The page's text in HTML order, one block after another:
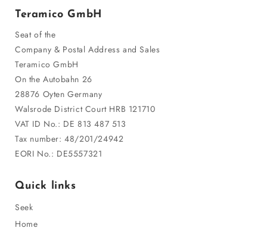
Teramico GmbH
Seat of the
Company & Postal Address and Sales
Teramico GmbH
On the Autobahn 26
28876 Oyten Germany
Walsrode District Court HRB 121710
VAT ID No.: DE 813 487 513
Tax number: 48/201/24942
EORI No.: DE5557321
Quick links
Seek
Home